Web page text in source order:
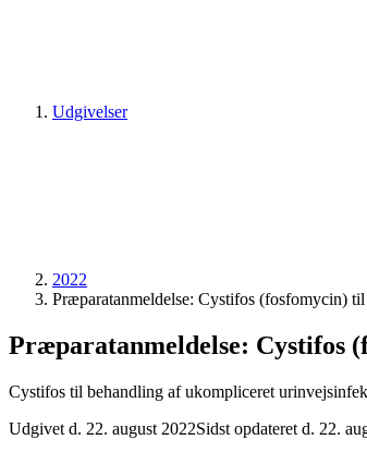
Udgivelser
2022
Præparatanmeldelse: Cystifos (fosfomycin)
Præparatanmeldelse: Cystifos
Cystifos til behandling af ukompliceret
Udgivet d. 22. august 2022Sidst opdateret d. 22.